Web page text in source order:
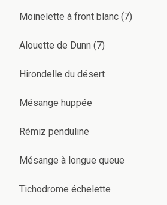
Moinelette à front blanc (7)
Alouette de Dunn (7)
Hirondelle du désert
Mésange huppée
Rémiz penduline
Mésange à longue queue
Tichodrome échelette